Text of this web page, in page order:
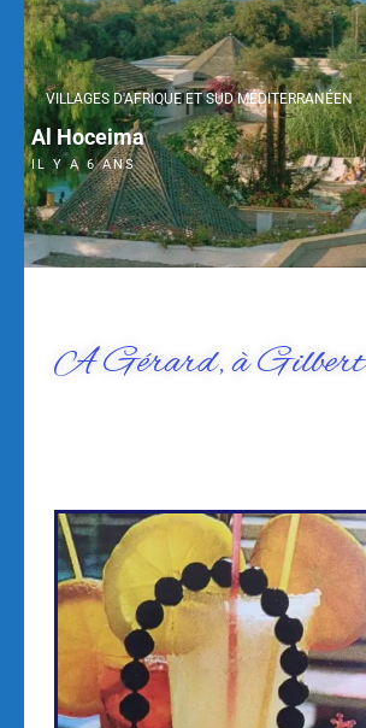
VILLAGES D'AFRIQUE ET SUD MÉDITERRANÉEN
Al Hoceima
IL Y A 6 ANS
A Gérard, à Gilbert